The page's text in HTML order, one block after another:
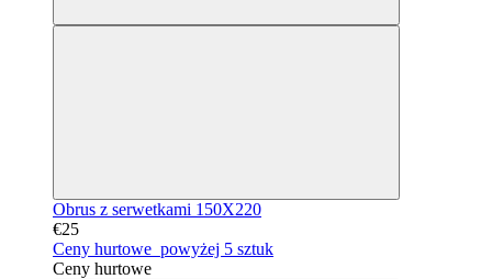
Obrus z serwetkami 150X220
€25
Ceny hurtowe powyżej 5 sztuk
Ceny hurtowe